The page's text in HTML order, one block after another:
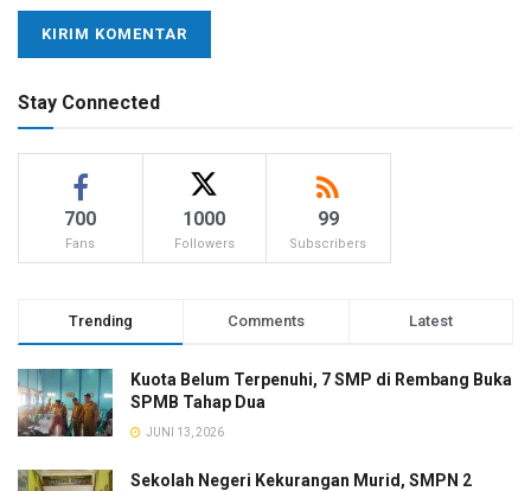
Stay Connected
700
Fans
1000
Followers
99
Subscribers
Trending Comments Latest
Kuota Belum Terpenuhi, 7 SMP di Rembang Buka
SPMB Tahap Dua
JUNI 13, 2026
Sekolah Negeri Kekurangan Murid, SMPN 2